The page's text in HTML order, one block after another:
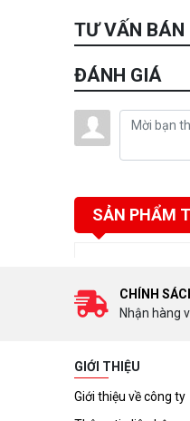
TƯ VẤN BÁN
ĐÁNH GIÁ
SẢN PHẨM
CHÍNH
Nhận hàng
GIỚI THIỆU
Giới thiệu về công ty